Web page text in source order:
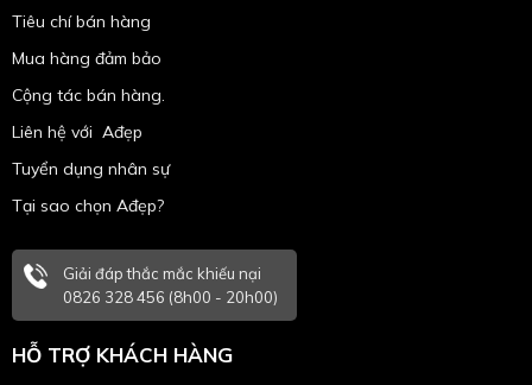
Tiêu chí bán hàng
Mua hàng đảm bảo
Cộng tác bán hàng.
Liên hệ với Ađẹp
Tuyển dụng nhân sự
Tại sao chọn Ađẹp?
Giải đáp thắc mắc khiếu nại
0826 328 456 (8h00 - 20h00)
HỖ TRỢ KHÁCH HÀNG